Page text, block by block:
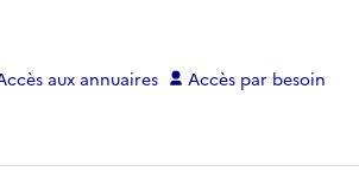
aux annuaires Accès par besoin